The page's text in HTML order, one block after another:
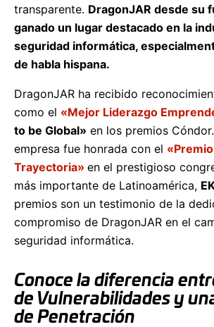
transparente. DragonJAR desde su
ganado un lugar destacado en la
seguridad informática,
de habla hispana.
DragonJAR ha recibido
como el «Mejor Liderazgo
to be Global» en los premios
empresa fue honrada con el
Trayectoria» en el prestigioso
más importante de Latinoamérica,
premios son un testimonio de la
compromiso de DragonJAR en el
seguridad informática.
Conoce la diferencia
de Vulnerabilidades y
de Penetración